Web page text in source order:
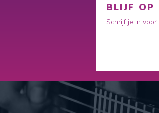
BLIJF OP
Schrijf je in